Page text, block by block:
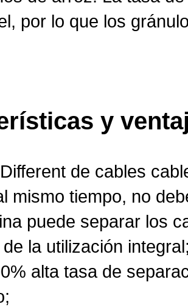
por lo que los
y
de cables
mismo tiempo, no
puede separar los
la utilización
alta tasa de